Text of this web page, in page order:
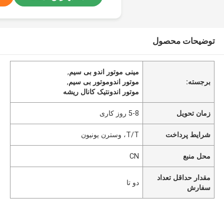
توضیحات محصول
برجسته:
مینی موتور اندو بی سیم,
موتور اندوموتور بی سیم,
موتور اندونتیک کانال ریشه
زمان تحویل 5-8 روز کاری
شرایط پرداخت T/T، وسترن یونیون
محل منبع CN
مقدار حداقل تعداد
سفارش
دو تا